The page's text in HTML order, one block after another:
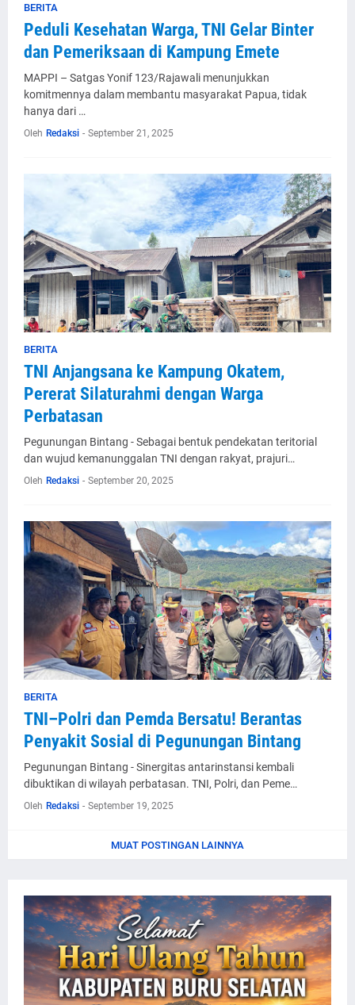
BERITA
Peduli Kesehatan Warga, TNI Gelar Binter
dan Pemeriksaan di Kampung Emete
MAPPI – Satgas Yonif 123/Rajawali menunjukkan
komitmennya dalam membantu masyarakat Papua, tidak
hanya dari …
Oleh Redaksi - September 21, 2025
BERITA
TNI Anjangsana ke Kampung Okatem,
Pererat Silaturahmi dengan Warga
Perbatasan
Pegunungan Bintang - Sebagai bentuk pendekatan teritorial
dan wujud kemanunggalan TNI dengan rakyat, prajuri…
Oleh Redaksi - September 20, 2025
BERITA
TNI–Polri dan Pemda Bersatu! Berantas
Penyakit Sosial di Pegunungan Bintang
Pegunungan Bintang - Sinergitas antarinstansi kembali
dibuktikan di wilayah perbatasan. TNI, Polri, dan Peme…
Oleh Redaksi - September 19, 2025
MUAT POSTINGAN LAINNYA